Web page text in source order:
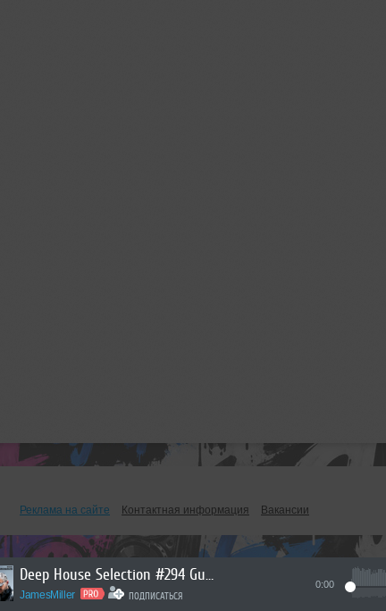
Deep House Selection #294 Guest Mix Mosimann (Record Deep)
JamesMiller ПОДПИСАТЬСЯ
0:00
Реклама на сайте Контактная информация Вакансии